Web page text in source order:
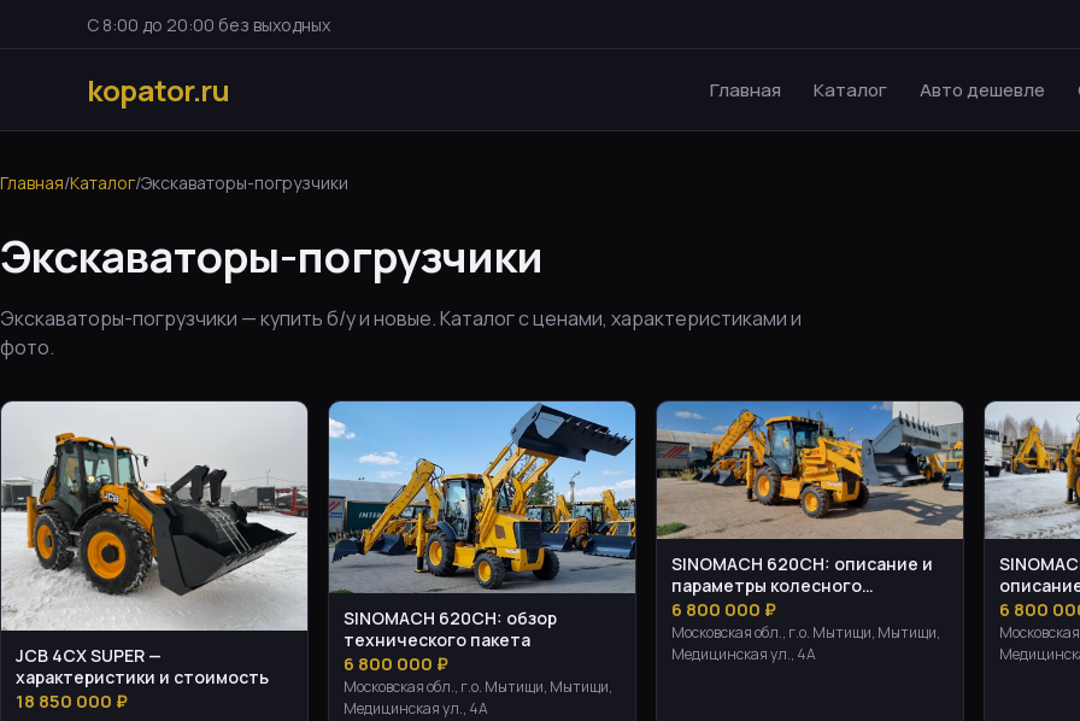
С 8:00 до 20:00 без выходных
kopator.ru Главная Каталог Авто дешевле
Главная/Каталог/Экскаваторы-погрузчики
Экскаваторы-погрузчики
Экскаваторы-погрузчики — купить б/у и новые. Каталог с ценами, характеристиками и
фото.
JCB 4CX SUPER —
характеристики и стоимость
18 850 000 ₽
SINOMACH 620CH: обзор
технического пакета
6 800 000 ₽
Московская обл., г.о. Мытищи, Мытищи,
Медицинская ул., 4А
SINOMACH 620CH: описание и
параметры колесного
экскаватора-погрузчика
6 800 000 ₽
Московская обл., г.о. Мытищи, Мытищи,
Медицинская ул., 4А
6 800